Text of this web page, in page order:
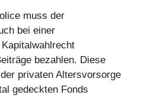
muss der
bei einer
bezahlen. Diese
privaten Altersvorsorge
gedeckten Fonds